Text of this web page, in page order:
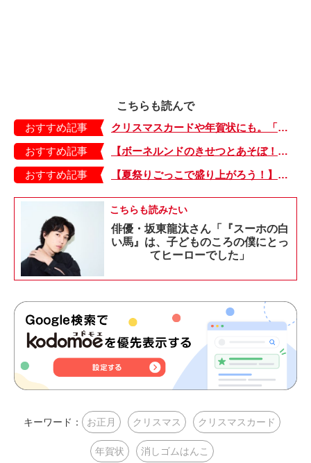
こちらも読んで
おすすめ記事
クリスマスカードや年賀状にも。「消しゴムはんこ」でパターンあそび 後編
おすすめ記事
【ボーネルンドのきせつとあそぼ！】画用紙に、塗って、切って、貼って完成！ 夏を彩る元気なお花「カラフルサンフラワー」の作り方
おすすめ記事
【夏祭りごっこで盛り上がろう！】紙皿やストローでフォトプロップス風のおしゃれな「おめん」の作り方
こちらも読みたい
俳優・坂東龍汰さん「『スーホの白
い馬』は、子どものころの僕にとっ
てヒーローでした」
キーワード： お正月 クリスマス クリスマスカード
年賀状 消しゴムはんこ